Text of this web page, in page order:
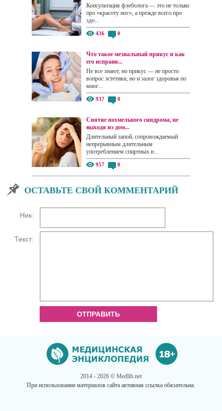
Консультация флеболога — это не только
про «красоту ног», а прежде всего про
здо...
436 0
Что такое мезиальный прикус и как
его исправи...
Не все знают, но прикус — не просто
вопрос эстетики, но и залог здоровья по
мног...
937 0
Снятие похмельного синдрома, не
выходя из дом...
Длительный запой, сопровождаемый
непрерывным длительным
употреблением спиртных н...
957 0
ОСТАВЬТЕ СВОЙ КОММЕНТАРИЙ
Ник:
Текст:
ОТПРАВИТЬ
2014 - 2026 © Medlib.net
При использовании материалов сайта активная ссылка обязательна.